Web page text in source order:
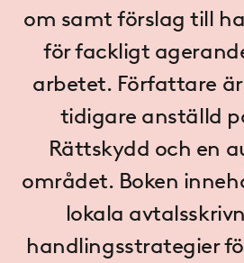
om samt förslag till
för fackligt
arbetet. Författare är
tidigare anställd
Rättskydd och en
området. Boken
lokala
handlingsstrategier